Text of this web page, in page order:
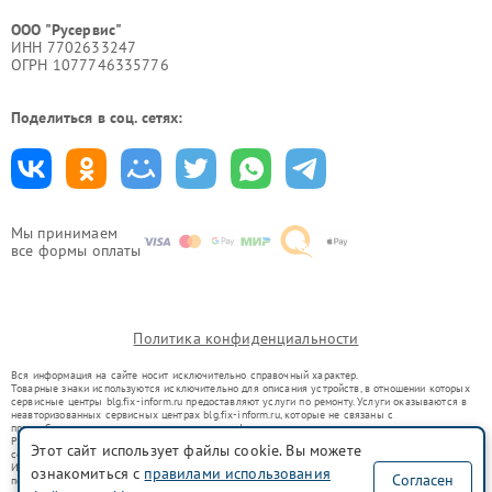
Мы принимаем
все формы оплаты
ООО "Русервис"
ИНН 7702633247
ОГРН 1077746335776
Поделиться в соц. сетях:
Политика конфиденциальности
Вся информация на сайте носит исключительно справочный характер.
Товарные знаки используются исключительно для описания устройств, в отношении которых
сервисные центры blg.fix-inform.ru предоставляют услуги по ремонту. Услуги оказываются в
неавторизованных сервисных центрах blg.fix-inform.ru, которые не связаны с
правообладателями товарных знаков или их официальными представителями.
Ремонт осуществляется для устройств, уже введенных в гражданский оборот в соответствии
со статьей 1487 ГК РФ.
Использование товарных знаков не преследует цели индивидуализации услуг или введения
потребителей в заблуждение, а служит для информирования о предоставляемых услугах по
Этот сайт использует файлы cookie. Вы можете
ознакомиться с правилами использования
Согласен